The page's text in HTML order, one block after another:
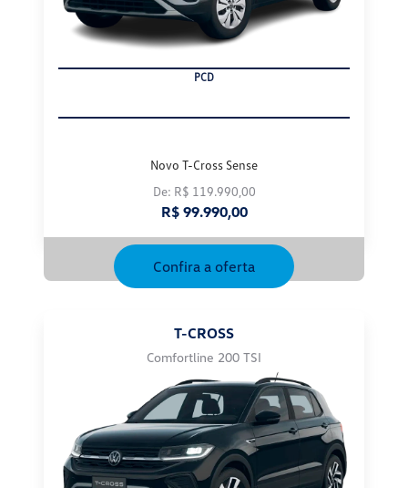
PCD
Novo T-Cross Sense
De: R$ 119.990,00
R$ 99.990,00
Confira a oferta
T-CROSS
Comfortline 200 TSI